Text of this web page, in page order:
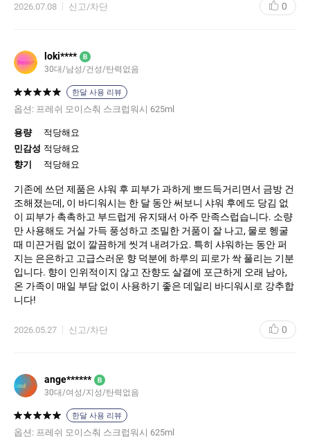
2026.07.08 신고/차단 0
loki**** B
30대 남성 건성 탄력없음
한달 사용 리뷰
옵션: 프레쉬 모이스춰 스크럽워시 625ml
용량
적당해요
민감성 적당해요
향기
적당해요
기존에 쓰던 제품은 샤워 후 피부가 과하게 뽀드득거리면서 금방 건
조해졌는데, 이 바디워시는 한 달 동안 써보니 샤워 후에도 당김 없
이 피부가 촉촉하고 부드럽게 유지돼서 아주 만족스럽습니다. 소량
만 사용해도 거실 가득 풍성하고 조밀한 거품이 잘 나고, 물로 헹굴
때 미끈거림 없이 깔끔하게 씻겨 내려가요. 특히 샤워하는 동안 퍼
지는 은은하고 고급스러운 향 덕분에 하루의 피로가 싹 풀리는 기분
입니다. 향이 인위적이지 않고 잔향도 살결에 포근하게 오래 남아,
온 가족이 매일 부담 없이 사용하기 좋은 데일리 바디워시로 강추합
니다!
2026.05.27 신고/차단 0
ange****** B
30대 여성 지성 탄력없음
한달 사용 리뷰
옵션: 프레쉬 모이스춰 스크럽워시 625ml